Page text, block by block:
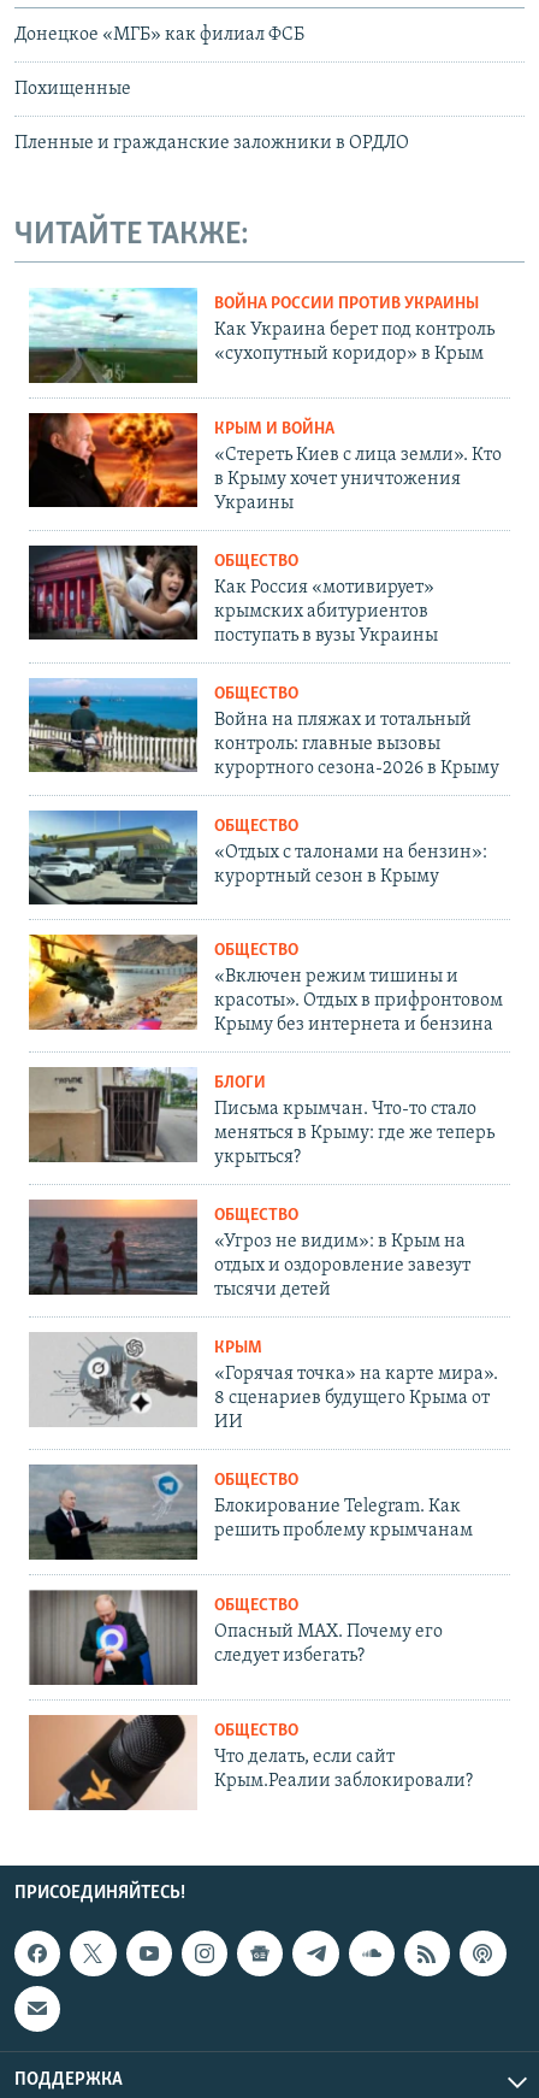
Донецкое «МГБ» как филиал ФСБ
Похищенные
Пленные и гражданские заложники в ОРДЛО
ЧИТАЙТЕ ТАКЖЕ:
ВОЙНА РОССИИ ПРОТИВ УКРАИНЫ
Как Украина берет под контроль
«сухопутный коридор» в Крым
КРЫМ И ВОЙНА
«Стереть Киев с лица земли». Кто
в Крыму хочет уничтожения
Украины
ОБЩЕСТВО
Как Россия «мотивирует»
крымских абитуриентов
поступать в вузы Украины
ОБЩЕСТВО
Война на пляжах и тотальный
контроль: главные вызовы
курортного сезона-2026 в Крыму
ОБЩЕСТВО
«Отдых с талонами на бензин»:
курортный сезон в Крыму
ОБЩЕСТВО
«Включен режим тишины и
красоты». Отдых в прифронтовом
Крыму без интернета и бензина
БЛОГИ
Письма крымчан. Что-то стало
меняться в Крыму: где же теперь
укрыться?
ОБЩЕСТВО
«Угроз не видим»: в Крым на
отдых и оздоровление завезут
тысячи детей
КРЫМ
«Горячая точка» на карте мира».
8 сценариев будущего Крыма от
ИИ
ОБЩЕСТВО
Блокирование Telegram. Как
решить проблему крымчанам
ОБЩЕСТВО
Опасный MAX. Почему его
следует избегать?
ОБЩЕСТВО
Что делать, если сайт
Крым.Реалии заблокировали?
ПРИСОЕДИНЯЙТЕСЬ!
ПОДДЕРЖКА